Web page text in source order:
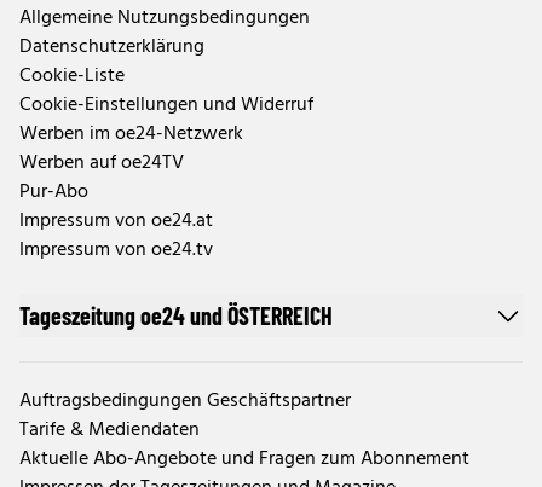
Allgemeine Nutzungsbedingungen
Datenschutzerklärung
Cookie-Liste
Cookie-Einstellungen und Widerruf
Werben im oe24-Netzwerk
Werben auf oe24TV
Pur-Abo
Impressum von oe24.at
Impressum von oe24.tv
Tageszeitung oe24 und ÖSTERREICH
Auftragsbedingungen Geschäftspartner
Tarife & Mediendaten
Aktuelle Abo-Angebote und Fragen zum Abonnement